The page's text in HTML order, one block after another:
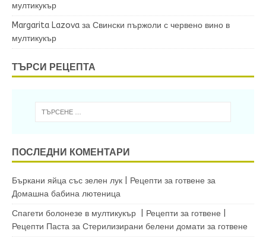
мултикукър
Margarita Lazova за Свински пържоли с червено вино в
мултикукър
ТЪРСИ РЕЦЕПТА
ПОСЛЕДНИ КОМЕНТАРИ
Бъркани яйца със зелен лук | Рецепти за готвене за
Домашна бабина лютеница
Спагети болонезе в мултикукър | Рецепти за готвене |
Рецепти Паста за Стерилизирани белени домати за готвене